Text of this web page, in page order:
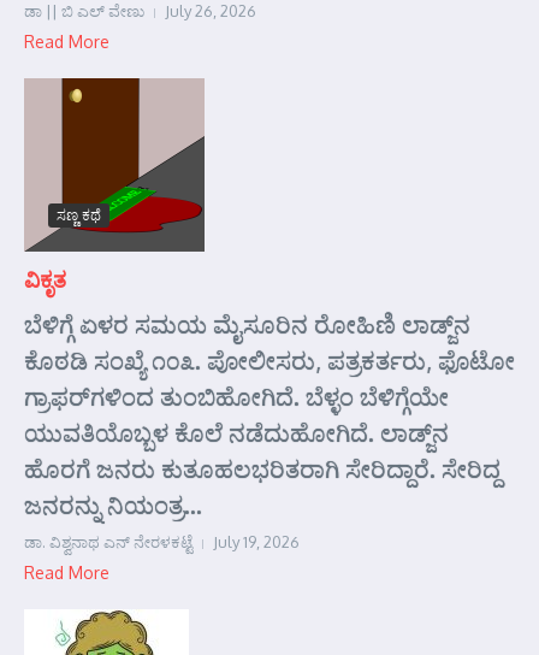
ಡಾ || ಬಿ ಎಲ್ ವೇಣು July 26, 2026
Read More
ಸಣ್ಣ ಕಥೆ
ವಿಕೃತ
ಬೆಳಿಗ್ಗೆ ಏಳರ ಸಮಯ ಮೈಸೂರಿನ ರೋಹಿಣಿ ಲಾಡ್ಜ್‌ನ
ಕೊಠಡಿ ಸಂಖ್ಯೆ ೧೦೩. ಪೋಲೀಸರು, ಪತ್ರಕರ್ತರು, ಫೊಟೋ
ಗ್ರಾಫರ್‌ಗಳಿಂದ ತುಂಬಿಹೋಗಿದೆ. ಬೆಳ್ಳಂ ಬೆಳಿಗ್ಗೆಯೇ
ಯುವತಿಯೊಬ್ಬಳ ಕೊಲೆ ನಡೆದುಹೋಗಿದೆ. ಲಾಡ್ಜ್‌ನ
ಹೊರಗೆ ಜನರು ಕುತೂಹಲಭರಿತರಾಗಿ ಸೇರಿದ್ದಾರೆ. ಸೇರಿದ್ದ
ಜನರನ್ನು ನಿಯಂತ್ರ...
ಡಾ. ವಿಶ್ವನಾಥ ಎನ್ ನೇರಳಕಟ್ಟೆ July 19, 2026
Read More